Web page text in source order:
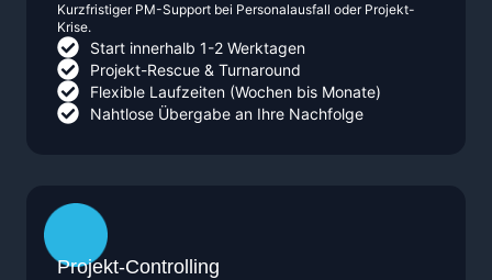
Kurzfristiger PM-Support bei Personalausfall oder Projekt-
Krise.
Start innerhalb 1-2 Werktagen
Projekt-Rescue & Turnaround
Flexible Laufzeiten (Wochen bis Monate)
Nahtlose Übergabe an Ihre Nachfolge
Projekt-Controlling